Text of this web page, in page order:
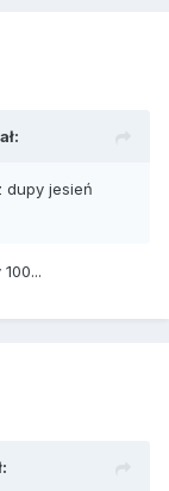
dupy jesień